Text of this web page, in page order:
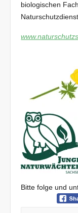
biologischen
Bitte folge und